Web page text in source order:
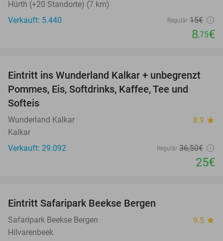
Hürth (+20 Standorte) (7 km)
Verkauft: 5.440
Regulär 15€
8,75€
32%
Eintritt ins Wunderland Kalkar + unbegrenzt
Pommes, Eis, Softdrinks, Kaffee, Tee und
Softeis
Wunderland Kalkar 8.9 star
Kalkar
Verkauft: 29.092
Regulär 36,50€
25€
TODAY
Eintritt Safaripark Beekse Bergen
Safaripark Beekse Bergen 9.5 star
Hilvarenbeek